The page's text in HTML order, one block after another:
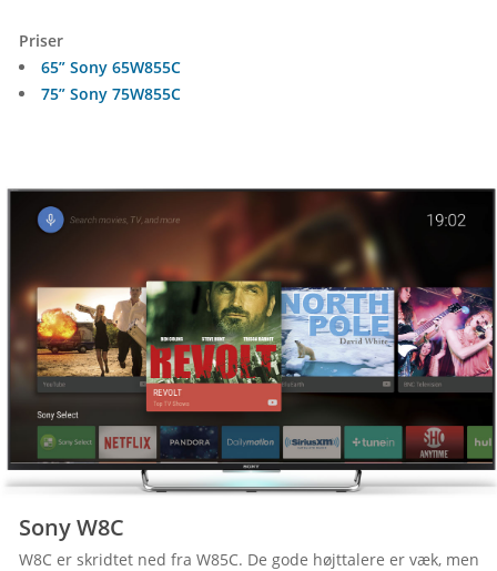
Priser
65” Sony 65W855C
75” Sony 75W855C
Sony W8C
W8C er skridtet ned fra W85C. De gode højttalere er væk, men